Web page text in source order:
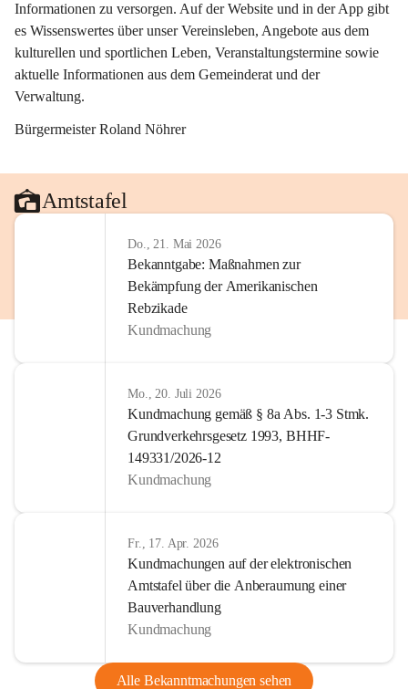
Informationen zu versorgen. Auf der Website und in der App gibt
es Wissenswertes über unser Vereinsleben, Angebote aus dem
kulturellen und sportlichen Leben, Veranstaltungstermine sowie
aktuelle Informationen aus dem Gemeinderat und der
Verwaltung.
Bürgermeister Roland Nöhrer
Amtstafel
Do., 21. Mai 2026
Bekanntgabe: Maßnahmen zur
Bekämpfung der Amerikanischen
Rebzikade
Kundmachung
Mo., 20. Juli 2026
Kundmachung gemäß § 8a Abs. 1-3 Stmk.
Grundverkehrsgesetz 1993, BHHF-
149331/2026-12
Kundmachung
Fr., 17. Apr. 2026
Kundmachungen auf der elektronischen
Amtstafel über die Anberaumung einer
Bauverhandlung
Kundmachung
Alle Bekanntmachungen sehen